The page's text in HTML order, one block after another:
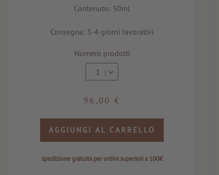
Contenuto: 30ml
Consegna: 3-4 giorni lavorativi
Numero prodotti
1
96,00 €
AGGIUNGI AL CARRELLO
spedizione gratuita per ordini superiori a 100€